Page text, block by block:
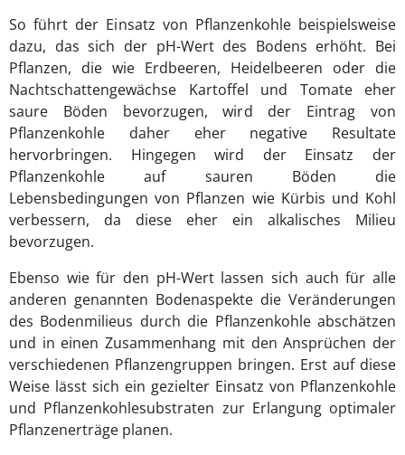
So führt der Einsatz von Pflanzenkohle beispielsweise
dazu, das sich der pH-Wert des Bodens erhöht. Bei
Pflanzen, die wie Erdbeeren, Heidelbeeren oder die
Nachtschattengewächse Kartoffel und Tomate eher
saure Böden bevorzugen, wird der Eintrag von
Pflanzenkohle daher eher negative Resultate
hervorbringen. Hingegen wird der Einsatz der
Pflanzenkohle auf sauren Böden die
Lebensbedingungen von Pflanzen wie Kürbis und Kohl
verbessern, da diese eher ein alkalisches Milieu
bevorzugen.
Ebenso wie für den pH-Wert lassen sich auch für alle
anderen genannten Bodenaspekte die Veränderungen
des Bodenmilieus durch die Pflanzenkohle abschätzen
und in einen Zusammenhang mit den Ansprüchen der
verschiedenen Pflanzengruppen bringen. Erst auf diese
Weise lässt sich ein gezielter Einsatz von Pflanzenkohle
und Pflanzenkohlesubstraten zur Erlangung optimaler
Pflanzenerträge planen.